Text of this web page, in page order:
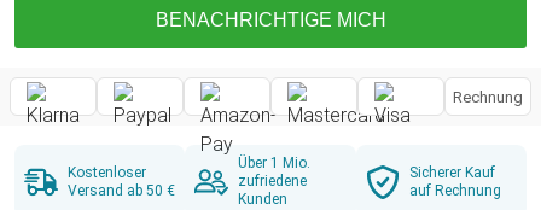
BENACHRICHTIGE MICH
Rechnung
Kostenloser
Versand ab 50 €
Über 1 Mio.
zufriedene
Kunden
Sicherer Kauf
auf Rechnung